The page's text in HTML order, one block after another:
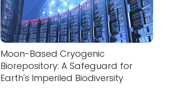
Moon-Based Cryogenic
Biorepository: A Safeguard for
Earth's Imperiled Biodiversity